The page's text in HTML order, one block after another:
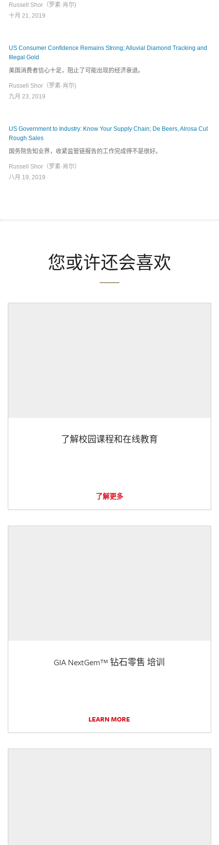
Russell Shor（罗素·肖尔)
十月 21, 2019
US Consumer Confidence Remains Strong; Alluvial Diamond Tracking and
Illegal Gold
美国消费者信心十足，阻止了可能出现的经济衰退。
Russell Shor（罗素·肖尔)
九月 23, 2019
US Government to Industry: Know Your Supply Chain; De Beers, Alrosa Cut
Rough Sales
国务院告知业界，收紧监管链报告的工作完成得不是很好。
Russell Shor（罗素·肖尔）
八月 19, 2019
您或许还会喜欢
了解校园课程和在线教育
了解更多
GIA NextGem™ 钻石零售 培训
LEARN MORE